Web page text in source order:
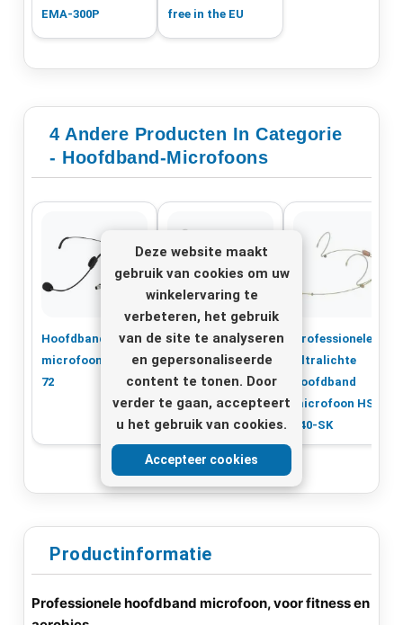
Deze website maakt
gebruik van cookies om uw
winkelervaring te
verbeteren, het gebruik
van de site te analyseren
en gepersonaliseerde
content te tonen. Door
verder te gaan, accepteert
u het gebruik van cookies.
Accepteer cookies
EMA-300P free in the EU
4 Andere Producten In Categorie
- Hoofdband-Microfoons
Hoofdband
microfoon | HSE-
72
Professionele
Ultralichte
hoofdband
microfoon HSE-
150A-SK
Professionele
Ultralichte
hoofdband
microfoon HSE-
140-SK
Productinformatie
Professionele hoofdband microfoon, voor fitness en